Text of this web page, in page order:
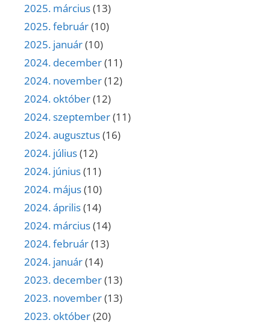
2025. március(13)
2025. február(10)
2025. január(10)
2024. december(11)
2024. november(12)
2024. október(12)
2024. szeptember(11)
2024. augusztus(16)
2024. július(12)
2024. június(11)
2024. május(10)
2024. április(14)
2024. március(14)
2024. február(13)
2024. január(14)
2023. december(13)
2023. november(13)
2023. október(20)